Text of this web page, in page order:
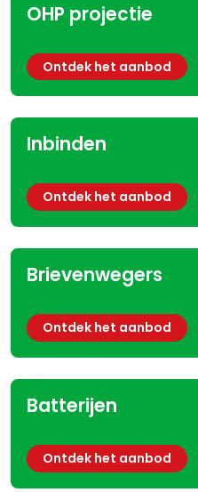
OHP projectie
Ontdek het aanbod
Inbinden
Ontdek het aanbod
Brievenwegers
Ontdek het aanbod
Batterijen
Ontdek het aanbod